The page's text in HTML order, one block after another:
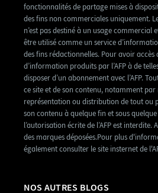
fonctionnalités de partage mises à
des fins non commerciales uniquement.
n’est pas destiné à un usage commercial
être utilisé comme un service
des fins rédactionnelles. Pour avoir accès
d’information produits par l’AFP à de
disposer d’un abonnement avec l’AFP.
ce site et de son contenu, notamment
représentation ou distribution de tout ou
son contenu à quelque fin et sous
l’autorisation écrite de l’AFP est interdite.
des marques déposées.Pour plus
également consulter le site insternet de
NOS AUTRES BLOGS